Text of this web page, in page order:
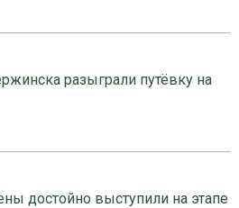
разыграли путёвку на
достойно выступили на этапе